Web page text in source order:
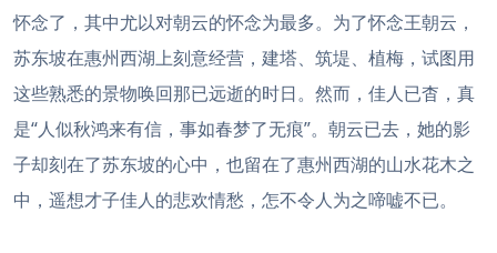
怀念了，其中尤以对朝云的怀念为最多。为了怀念王朝云，
苏东坡在惠州西湖上刻意经营，建塔、筑堤、植梅，试图用
这些熟悉的景物唤回那已远逝的时日。然而，佳人已杳，真
是“人似秋鸿来有信，事如春梦了无痕”。朝云已去，她的影
子却刻在了苏东坡的心中，也留在了惠州西湖的山水花木之
中，遥想才子佳人的悲欢情愁，怎不令人为之啼嘘不已。